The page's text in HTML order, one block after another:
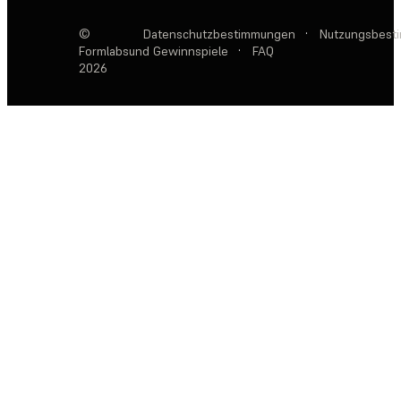
©
Formlabs
2026
Datenschutzbestimmungen ·
und Gewinnspiele
· FAQ